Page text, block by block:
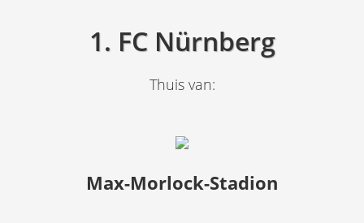
1. FC Nürnberg
Thuis van:
Max-Morlock-Stadion